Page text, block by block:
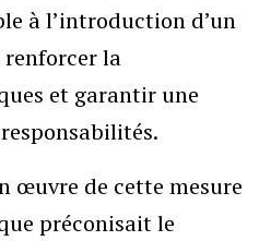
à l’introduction d’un
renforcer la
et garantir une
œuvre de cette mesure
préconisait le